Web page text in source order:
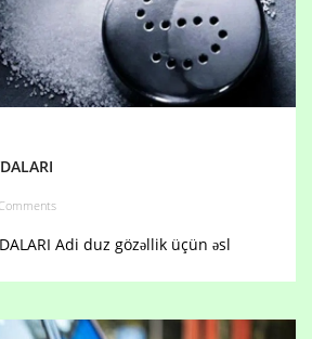
Adi duz gözəllik üçün əsl